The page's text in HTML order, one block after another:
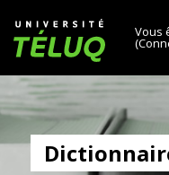
Université TÉLUQ
Vous
(